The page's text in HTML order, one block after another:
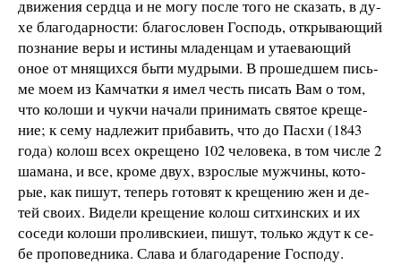
дви­же­ния серд­ца и не мо­гу по­сле то­го не ска­зать, в ду­
хе бла­го­дар­но­с­ти: бла­го­сло­вен Гос­подь, от­кры­ва­ю­щий
по­зна­ние ве­ры и ис­ти­ны мла­ден­цам и ута­е­ва­ю­щий
оное от мня­щих­ся бы­ти му­д­ры­ми. В про­шед­шем пись­
ме мо­ем из Кам­чат­ки я имел честь пи­сать Вам о том,
что ко­ло­ши и чук­чи на­ча­ли при­ни­мать свя­тое кре­ще­
ние; к се­му над­ле­жит при­ба­вить, что до Па­с­хи (1843
го­да) ко­лош всех ок­ре­ще­но 102 че­ло­ве­ка, в том чис­ле 2
ша­ма­на, и все, кро­ме двух, взрос­лые муж­чи­ны, ко­то­
рые, как пи­шут, те­перь го­то­вят к кре­ще­нию жен и де­
тей сво­их. Ви­де­ли кре­ще­ние ко­лош сит­хин­ских и их
со­се­ди ко­ло­ши про­лив­скиеи,пи­шут, толь­ко ждут к се­
бе про­по­вед­ни­ка. Сла­ва и бла­го­да­ре­ние Гос­по­ду.